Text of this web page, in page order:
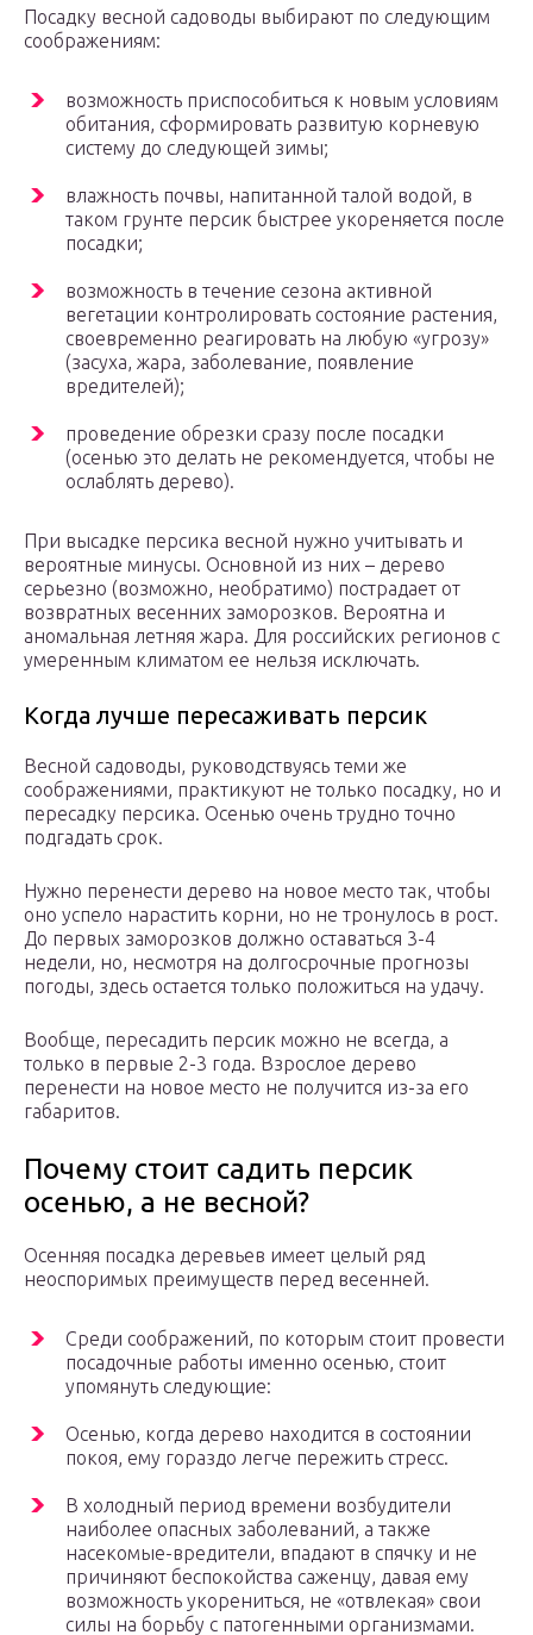
Посадку весной садоводы выбирают по следующим
соображениям:
возможность приспособиться к новым условиям
обитания, сформировать развитую корневую
систему до следующей зимы;
влажность почвы, напитанной талой водой, в
таком грунте персик быстрее укореняется после
посадки;
возможность в течение сезона активной
вегетации контролировать состояние растения,
своевременно реагировать на любую «угрозу»
(засуха, жара, заболевание, появление
вредителей);
проведение обрезки сразу после посадки
(осенью это делать не рекомендуется, чтобы не
ослаблять дерево).
При высадке персика весной нужно учитывать и
вероятные минусы. Основной из них – дерево
серьезно (возможно, необратимо) пострадает от
возвратных весенних заморозков. Вероятна и
аномальная летняя жара. Для российских регионов с
умеренным климатом ее нельзя исключать.
Когда лучше пересаживать персик
Весной садоводы, руководствуясь теми же
соображениями, практикуют не только посадку, но и
пересадку персика. Осенью очень трудно точно
подгадать срок.
Нужно перенести дерево на новое место так, чтобы
оно успело нарастить корни, но не тронулось в рост.
До первых заморозков должно оставаться 3-4
недели, но, несмотря на долгосрочные прогнозы
погоды, здесь остается только положиться на удачу.
Вообще, пересадить персик можно не всегда, а
только в первые 2-3 года. Взрослое дерево
перенести на новое место не получится из-за его
габаритов.
Почему стоит садить персик
осенью, а не весной?
Осенняя посадка деревьев имеет целый ряд
неоспоримых преимуществ перед весенней.
Среди соображений, по которым стоит провести
посадочные работы именно осенью, стоит
упомянуть следующие:
Осенью, когда дерево находится в состоянии
покоя, ему гораздо легче пережить стресс.
В холодный период времени возбудители
наиболее опасных заболеваний, а также
насекомые-вредители, впадают в спячку и не
причиняют беспокойства саженцу, давая ему
возможность укорениться, не «отвлекая» свои
силы на борьбу с патогенными организмами.